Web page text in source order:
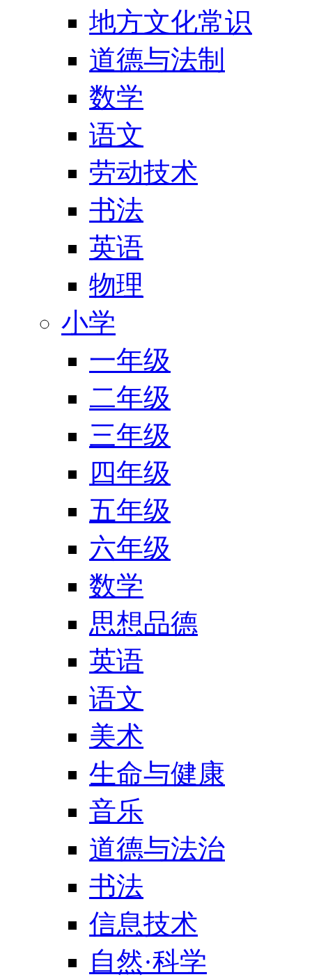
地方文化常识
道德与法制
数学
语文
劳动技术
书法
英语
物理
小学
一年级
二年级
三年级
四年级
五年级
六年级
数学
思想品德
英语
语文
美术
生命与健康
音乐
道德与法治
书法
信息技术
自然·科学